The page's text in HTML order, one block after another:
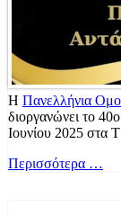
Η Πανελλήνια
διοργανώνει το
Ιουνίου 2025 στα
Περισσότερα …